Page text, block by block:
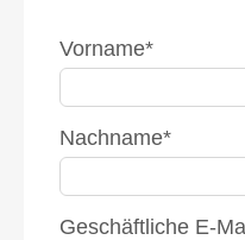
Vorname*
Nachname*
Geschäftliche E-